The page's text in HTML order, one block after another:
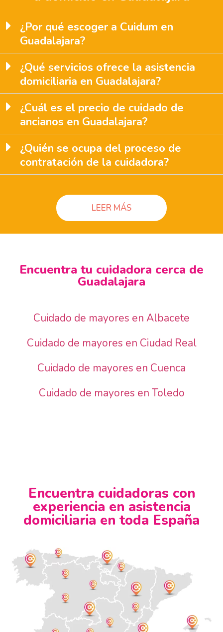
¿Por qué escoger a Cuidum en
Guadalajara?
¿Qué servicios ofrece la asistencia
domiciliaria en Guadalajara?
¿Cuál es el precio de cuidado de
ancianos en Guadalajara?
¿Quién se ocupa del proceso de
contratación de la cuidadora?
LEER MÁS
Encuentra tu cuidadora cerca de
Guadalajara
Cuidado de mayores en Albacete
Cuidado de mayores en Ciudad Real
Cuidado de mayores en Cuenca
Cuidado de mayores en Toledo
Encuentra cuidadoras con
experiencia en asistencia
domiciliaria en toda España